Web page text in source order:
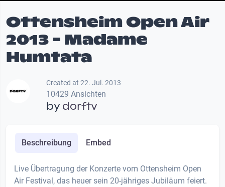
Ottensheim Open Air
2013 - Madame
Humtata
Created at 22. Jul. 2013
10429 Ansichten
bydorftv
Beschreibung Embed
Live Übertragung der Konzerte vom Ottensheim Open
Air Festival, das heuer sein 20-jähriges Jubiläum feiert.